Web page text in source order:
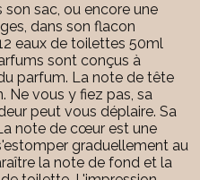
sac, ou encore une
dans son flacon
eaux de toilettes 50ml
sont conçus à
parfum. La note de tête
Ne vous y fiez pas, sa
peut vous déplaire. Sa
note de cœur est une
graduellement au
la note de fond et la